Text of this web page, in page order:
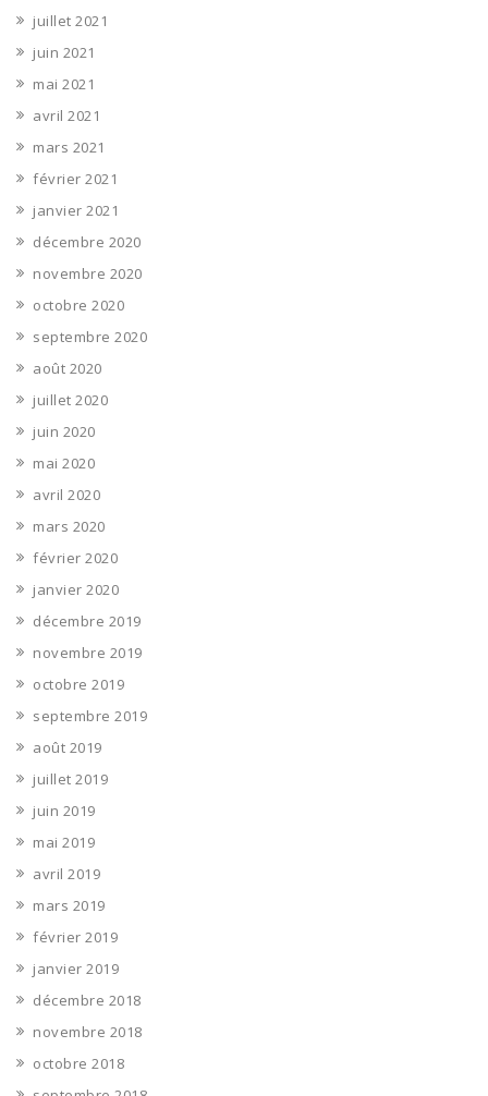
juillet 2021
juin 2021
mai 2021
avril 2021
mars 2021
février 2021
janvier 2021
décembre 2020
novembre 2020
octobre 2020
septembre 2020
août 2020
juillet 2020
juin 2020
mai 2020
avril 2020
mars 2020
février 2020
janvier 2020
décembre 2019
novembre 2019
octobre 2019
septembre 2019
août 2019
juillet 2019
juin 2019
mai 2019
avril 2019
mars 2019
février 2019
janvier 2019
décembre 2018
novembre 2018
octobre 2018